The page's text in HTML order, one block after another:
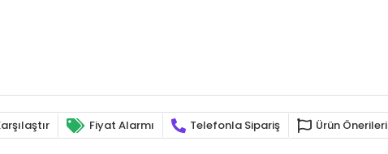
Fiyat Alarmı Telefonla Sipariş Ürün Önerileri